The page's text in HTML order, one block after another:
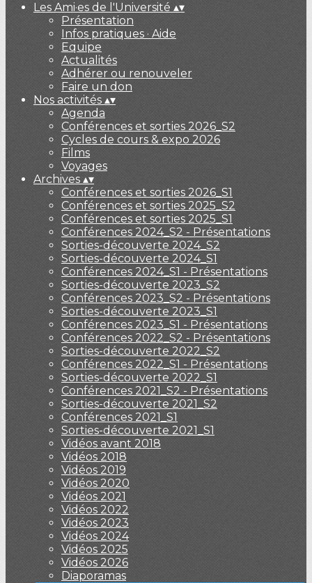
Les Ami·es de l'Université ▴▾
Présentation
Infos pratiques · Aide
Equipe
Actualités
Adhérer ou renouveler
Faire un don
Nos activités ▴▾
Agenda
Conférences et sorties 2026_S2
Cycles de cours & expo 2026
Films
Voyages
Archives ▴▾
Conférences et sorties 2026_S1
Conférences et sorties 2025_S2
Conférences et sorties 2025_S1
Conférences 2024_S2 - Présentations
Sorties-découverte 2024_S2
Sorties-découverte 2024_S1
Conférences 2024_S1 - Présentations
Sorties-découverte 2023_S2
Conférences 2023_S2 - Présentations
Sorties-découverte 2023_S1
Conférences 2023_S1 - Présentations
Conférences 2022_S2 - Présentations
Sorties-découverte 2022_S2
Conférences 2022_S1 - Présentations
Sorties-découverte 2022_S1
Conférences 2021_S2 - Présentations
Sorties-découverte 2021_S2
Conférences 2021_S1
Sorties-découverte 2021_S1
Vidéos avant 2018
Vidéos 2018
Vidéos 2019
Vidéos 2020
Vidéos 2021
Vidéos 2022
Vidéos 2023
Vidéos 2024
Vidéos 2025
Vidéos 2026
Diaporamas